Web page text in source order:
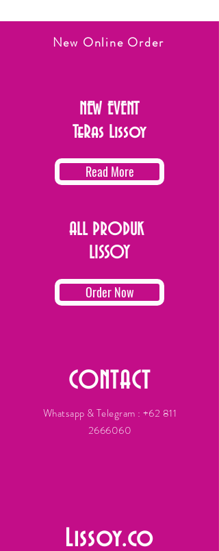
New Online Order
NEW EVENT
TeRas Lissoy
Read More
ALL PRODUK
LISSOY
Order Now
CONTACT
Whatsapp & Telegram : +62 811
2666060
Lissoy.co